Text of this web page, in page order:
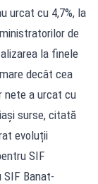
urcat cu 4,7%, la
de
la finele
decât cea
nete a urcat cu
surse, citată
evoluții
SIF
SIF Banat-